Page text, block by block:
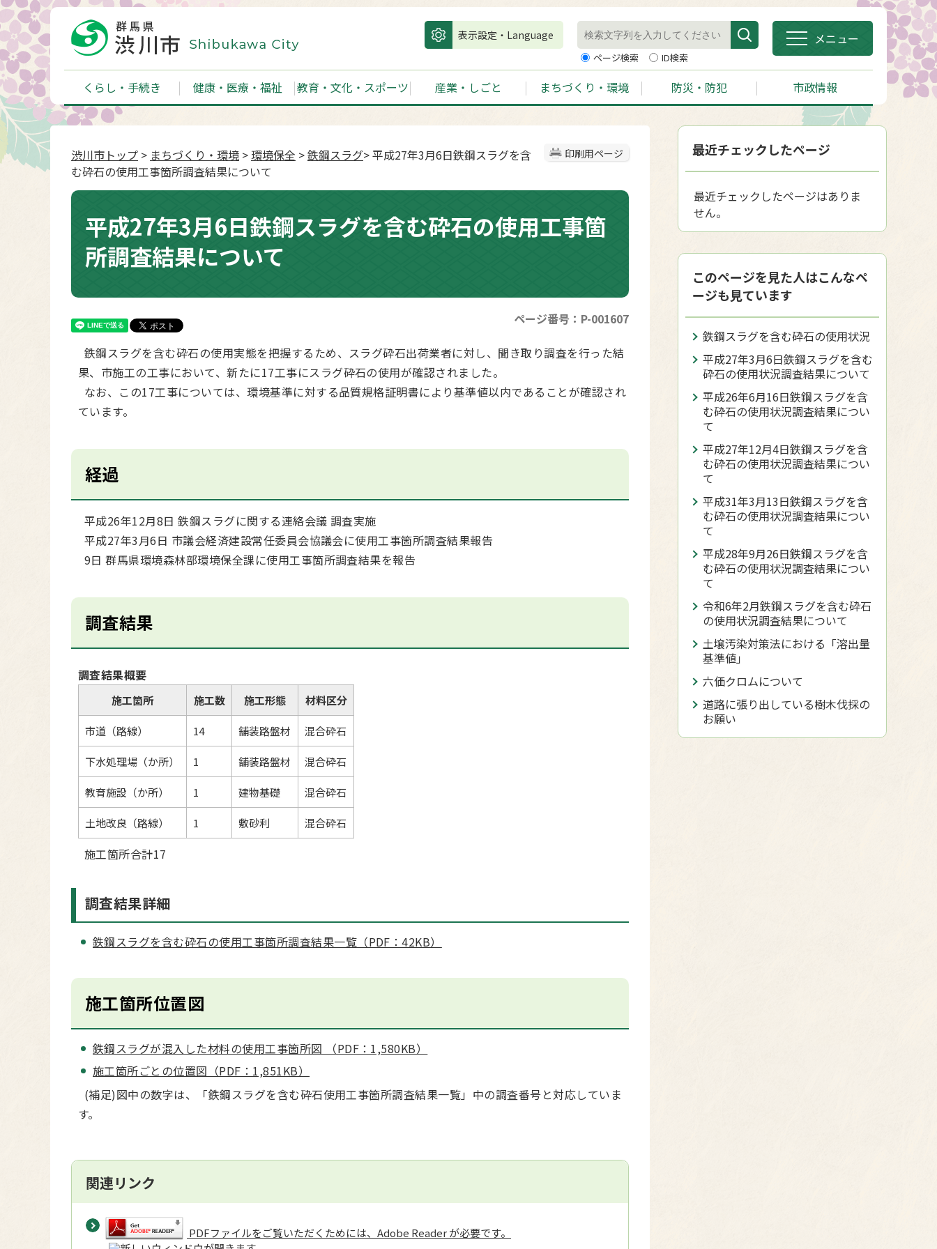
表示設定・Language
ページ検索 ID検索
メニュー
くらし・手続き 健康・医療・福祉 教育・文化・スポーツ 産業・しごと まちづくり・環境 防災・防犯 市政情報
印刷用ページ
渋川市トップ > まちづくり・環境 >環境保全 >鉄鋼スラグ> 平成27年3月6日鉄鋼スラグを含
む砕石の使用工事箇所調査結果について
平成27年3月6日鉄鋼スラグを含む砕石の使用工事箇
所調査結果について
ページ番号：P-001607
鉄鋼スラグを含む砕石の使用実態を把握するため、スラグ砕石出荷業者に対し、聞き取り調査を行った結
果、市施工の工事において、新たに17工事にスラグ砕石の使用が確認されました。
なお、この17工事については、環境基準に対する品質規格証明書により基準値以内であることが確認され
ています。
経過
平成26年12月8日 鉄鋼スラグに関する連絡会議 調査実施
平成27年3月6日 市議会経済建設常任委員会協議会に使用工事箇所調査結果報告
9日 群馬県環境森林部環境保全課に使用工事箇所調査結果を報告
調査結果
調査結果概要
施工箇所 施工数 施工形態 材料区分
市道（路線） 14 舗装路盤材 混合砕石
下水処理場（か所） 1 舗装路盤材 混合砕石
教育施設（か所） 1 建物基礎 混合砕石
土地改良（路線） 1 敷砂利 混合砕石
施工箇所合計17
調査結果詳細
鉄鋼スラグを含む砕石の使用工事箇所調査結果一覧（PDF：42KB）
施工箇所位置図
鉄鋼スラグが混入した材料の使用工事箇所図 （PDF：1,580KB）
施工箇所ごとの位置図（PDF：1,851KB）
(補足)図中の数字は、「鉄鋼スラグを含む砕石使用工事箇所調査結果一覧」中の調査番号と対応していま
す。
関連リンク
PDFファイルをご覧いただくためには、Adobe Reader が必要です。
最近チェックしたページ
最近チェックしたページはありま
せん。
このページを見た人はこんなペ
ージも見ています
鉄鋼スラグを含む砕石の使用状況
平成27年3月6日鉄鋼スラグを含む
砕石の使用状況調査結果について
平成26年6月16日鉄鋼スラグを含
む砕石の使用状況調査結果につい
て
平成27年12月4日鉄鋼スラグを含
む砕石の使用状況調査結果につい
て
平成31年3月13日鉄鋼スラグを含
む砕石の使用状況調査結果につい
て
平成28年9月26日鉄鋼スラグを含
む砕石の使用状況調査結果につい
て
令和6年2月鉄鋼スラグを含む砕石
の使用状況調査結果について
土壌汚染対策法における「溶出量
基準値」
六価クロムについて
道路に張り出している樹木伐採の
お願い